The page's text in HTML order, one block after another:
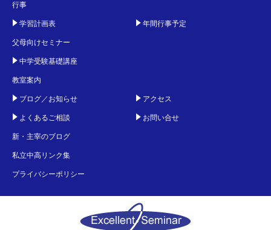
行事
学習計画表 年間行事予定
父母向けセミナー
中学受験基礎講座
教室案内
ブログ／お知らせ アクセス
よくあるご相談 お問い合せ
新・主宰のブログ
私立中高リンク集
プライバシーポリシー